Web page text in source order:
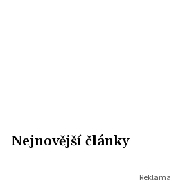
Nejnovější články